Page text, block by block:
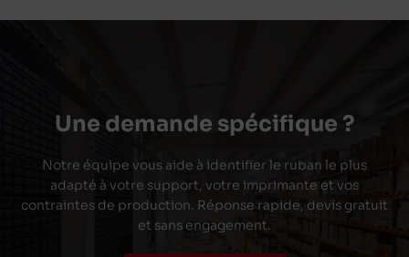
Une demande spécifique ?
Notre équipe vous aide à identifier le ruban le plus
adapté à votre support, votre imprimante et vos
contraintes de production. Réponse rapide, devis gratuit
et sans engagement.